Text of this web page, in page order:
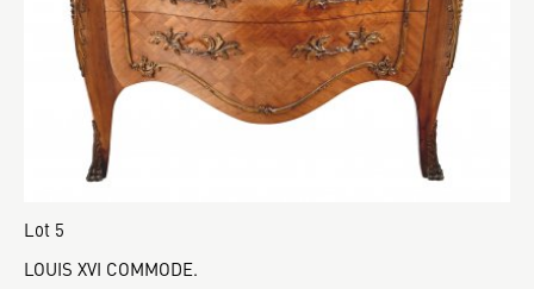
Lot 5
LOUIS XVI COMMODE.